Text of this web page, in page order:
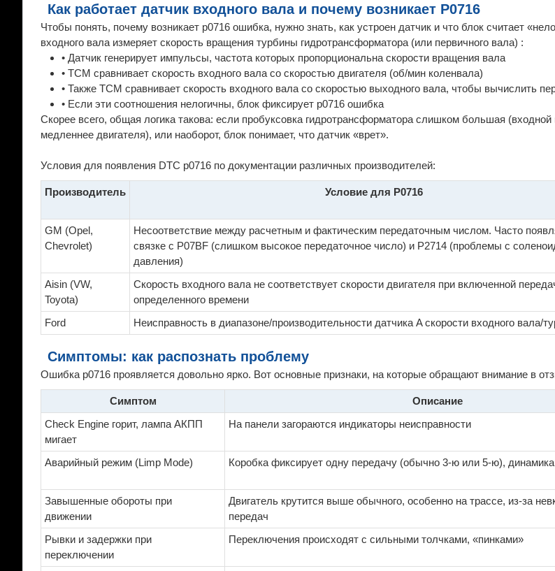
Как работает датчик входного вала и почему возникает P0716
Чтобы понять, почему возникает p0716 ошибка, нужно знать, как устроен датчик и что блок считает
входного вала измеряет скорость вращения турбины гидротрансформатора (или первичного вала) :
• Датчик генерирует импульсы, частота которых пропорциональна скорости вращения вала
• TCM сравнивает скорость входного вала со скоростью двигателя (об/мин коленвала)
• Также TCM сравнивает скорость входного вала со скоростью выходного вала, чтобы вычислить
• Если эти соотношения нелогичны, блок фиксирует p0716 ошибка
Скорее всего, общая логика такова: если пробуксовка гидротрансформатора слишком большая (входной
медленнее двигателя), или наоборот, блок понимает, что датчик «врет».
Условия для появления DTC p0716 по документации различных производителей:
Производитель Условие для P0716
GM (Opel,
Chevrolet)
Несоответствие между расчетным и фактическим передаточным числом. Часто
связке с P07BF (слишком высокое передаточное число) и P2714 (проблемы с
давления)
Aisin (VW,
Toyota)
Скорость входного вала не соответствует скорости двигателя при включенной
определенного времени
Ford Неисправность в диапазоне/производительности датчика A скорости входного вала/
Симптомы: как распознать проблему
Ошибка p0716 проявляется довольно ярко. Вот основные признаки, на которые обращают внимание в
Симптом Описание
Check Engine горит, лампа АКПП
мигает
На панели загораются индикаторы неисправности
Аварийный режим (Limp Mode) Коробка фиксирует одну передачу (обычно 3-ю или 5-ю), динамика
Завышенные обороты при
движении
Двигатель крутится выше обычного, особенно на трассе, из-за
передач
Рывки и задержки при
переключении
Переключения происходят с сильными толчками, «пинками»